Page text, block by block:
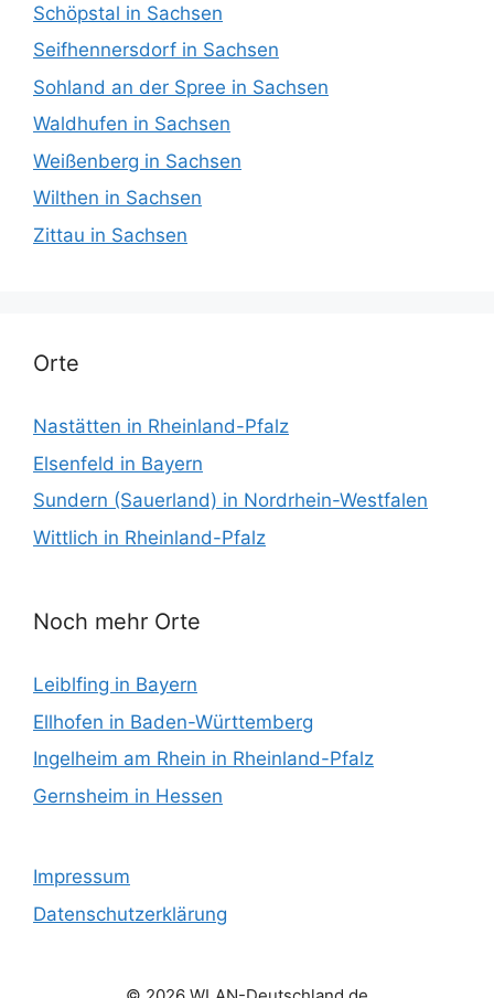
Schöpstal in Sachsen
Seifhennersdorf in Sachsen
Sohland an der Spree in Sachsen
Waldhufen in Sachsen
Weißenberg in Sachsen
Wilthen in Sachsen
Zittau in Sachsen
Orte
Nastätten in Rheinland-Pfalz
Elsenfeld in Bayern
Sundern (Sauerland) in Nordrhein-Westfalen
Wittlich in Rheinland-Pfalz
Noch mehr Orte
Leiblfing in Bayern
Ellhofen in Baden-Württemberg
Ingelheim am Rhein in Rheinland-Pfalz
Gernsheim in Hessen
Impressum
Datenschutzerklärung